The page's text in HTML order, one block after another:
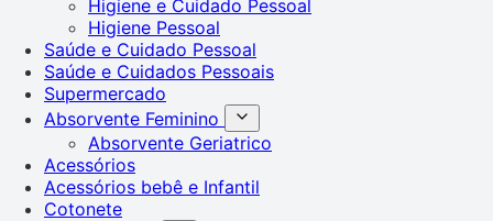
Higiene e Cuidado Pessoal
Higiene Pessoal
Saúde e Cuidado Pessoal
Saúde e Cuidados Pessoais
Supermercado
Absorvente Feminino
Absorvente Geriatrico
Acessórios
Acessórios bebê e Infantil
Cotonete